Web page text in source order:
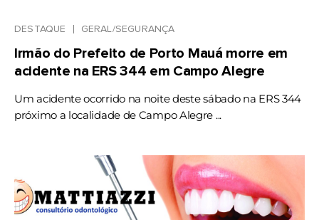
DESTAQUE GERAL/SEGURANÇA
Irmão do Prefeito de Porto Mauá morre em
acidente na ERS 344 em Campo Alegre
Um acidente ocorrido na noite deste sábado na ERS 344
próximo a localidade de Campo Alegre ...